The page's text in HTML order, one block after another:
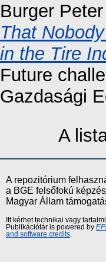
Burger Peter
That
in the Tire
Future
Gazdasági
A
A repozitórium
a BGE felsőfokú
Magyar Állam
Itt kérhet technikai vagy
Publikációtár is powered by
and software credits